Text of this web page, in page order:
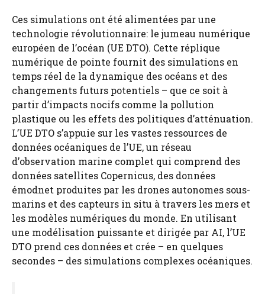
Ces simulations ont été alimentées par une
technologie révolutionnaire: le jumeau numérique
européen de l’océan (UE DTO). Cette réplique
numérique de pointe fournit des simulations en
temps réel de la dynamique des océans et des
changements futurs potentiels – que ce soit à
partir d’impacts nocifs comme la pollution
plastique ou les effets des politiques d’atténuation.
L’UE DTO s’appuie sur les vastes ressources de
données océaniques de l’UE, un réseau
d’observation marine complet qui comprend des
données satellites Copernicus, des données
émodnet produites par les drones autonomes sous-
marins et des capteurs in situ à travers les mers et
les modèles numériques du monde. En utilisant
une modélisation puissante et dirigée par AI, l’UE
DTO prend ces données et crée – en quelques
secondes – des simulations complexes océaniques.